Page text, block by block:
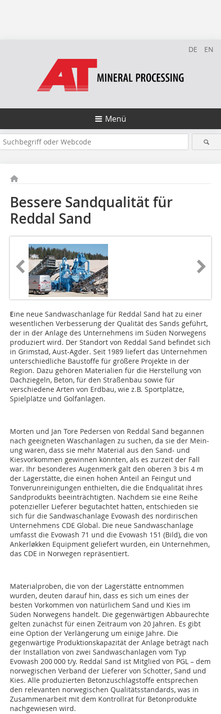
DE EN
Menü
Bessere Sandqualität für
Reddal Sand
Eine neue Sandwaschanlage für Reddal Sand hat zu einer
wesentlichen Verbesserung der Qualität des Sands geführt,
der in der Anlage des Unternehmens im Süden Norwegens
produziert wird. Der Standort von Reddal Sand befindet sich
in Grimstad, Aust-Agder. Seit 1989 liefert das Unternehmen
unterschiedliche Baustoffe für größere Projekte in der
Region. Dazu gehören Materialien für die Herstellung von
Dachziegeln, Beton, für den Straßenbau sowie für
verschiedene Arten von Erdbau, wie z.B. Sportplätze,
Spielplätze und Golfanlagen.
Morten und Jan Tore Pedersen von Reddal Sand begannen
nach geeigneten Waschanlagen zu suchen, da sie der Mein­
ung waren, dass sie mehr Material aus den Sand- und
Kiesvorkommen gewinnen könnten, als es zurzeit der Fall
war. Ihr besonderes Augenmerk galt den oberen 3 bis 4 m
der Lagerstätte, die einen hohen Anteil an Feingut und
Tonverunreinigungen enthielten, die die Endqualität ihres
Sandprodukts beeinträchtigten. Nachdem sie eine Reihe
potenzieller Lieferer begutachtet hatten, entschieden sie
sich für die Sandwaschanlage Evowash des nordirischen
Unternehmens CDE Global. Die neue Sandwaschanlage
umfasst die Evowash 71 und die Evowash 151 (Bild), die von
Ankerløkken Equipment geliefert wurden, ein Unternehmen,
das CDE in Norwegen repräsentiert.
Materialproben, die von der Lagerstätte entnommen
wurden, deuten darauf hin, dass es sich um eines der
besten Vorkommen von natürlichem Sand und Kies im
Süden Norwegens handelt. Die gegenwärtigen Abbaurechte
gelten zunächst für einen Zeitraum von 20 Jahren. Es gibt
eine Option der Verlängerung um einige Jahre. Die
gegenwärtige Produktionskapazität der Anlage beträgt nach
der Installation von zwei Sandwaschanlagen vom Typ
Evowash 200 000 t/y. Reddal Sand ist Mitglied von PGL – dem
norwegischen Verband der Lieferer von Schotter, Sand und
Kies. Alle produzierten Betonzuschlagstoffe entsprechen
den relevanten norwegischen Qualitätsstandards, was in
Zusammenarbeit mit dem Kontrollrat für Betonprodukte
nachgewiesen wird.